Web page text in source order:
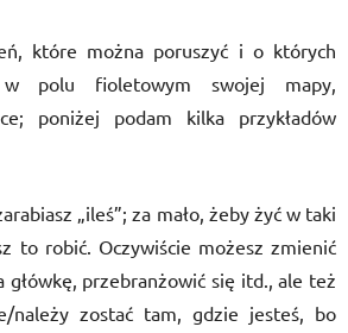
które można poruszyć i o których
w polu fioletowym swojej mapy,
poniżej podam kilka przykładów
„ileś”; za mało, żeby żyć w taki
to robić. Oczywiście możesz zmienić
główkę, przebranżowić się itd., ale też
należy zostać tam, gdzie jesteś, bo